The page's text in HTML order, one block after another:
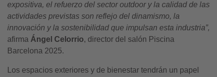
expositiva, el refuerzo del sector outdoor y la calidad de las
actividades previstas son reflejo del dinamismo, la
innovación y la sostenibilidad que impulsan esta industria”,
afirma Ángel Celorrio, director del salón Piscina
Barcelona 2025.
Los espacios exteriores y de bienestar tendrán un papel